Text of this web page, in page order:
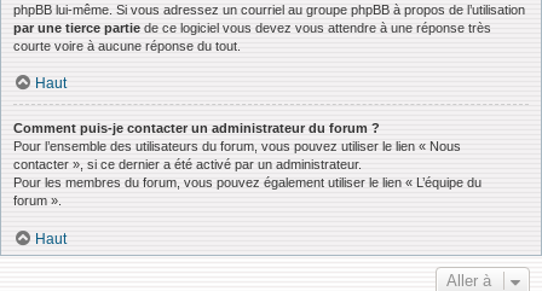
phpBB lui-même. Si vous adressez un courriel au groupe phpBB à propos de l’utilisation
par une tierce partie de ce logiciel vous devez vous attendre à une réponse très
courte voire à aucune réponse du tout.
Haut
Comment puis-je contacter un administrateur du forum ?
Pour l’ensemble des utilisateurs du forum, vous pouvez utiliser le lien « Nous
contacter », si ce dernier a été activé par un administrateur.
Pour les membres du forum, vous pouvez également utiliser le lien « L’équipe du
forum ».
Haut
Aller à